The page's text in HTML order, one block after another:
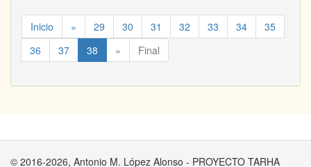
Inicio « 29 30 31 32 33 34
35
36
37 38 » Final
© 2016-2026, Antonio M. López Alonso - PROYECTO TARHA